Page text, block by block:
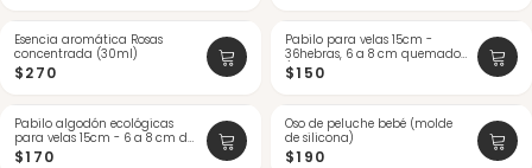
NUEVO
Esencia aromática Rosas
concentrada (30ml)
$270
NUEVO
Pabilo para velas 15cm -
36hebras, 6 a 8 cm quemado
(10 u...
$150
NUEVO
Pabilo algodón ecológicas
para velas 15cm - 6 a 8 cm de
q...
$170
NUEVO
Oso de peluche bebé (molde
de silicona)
$190